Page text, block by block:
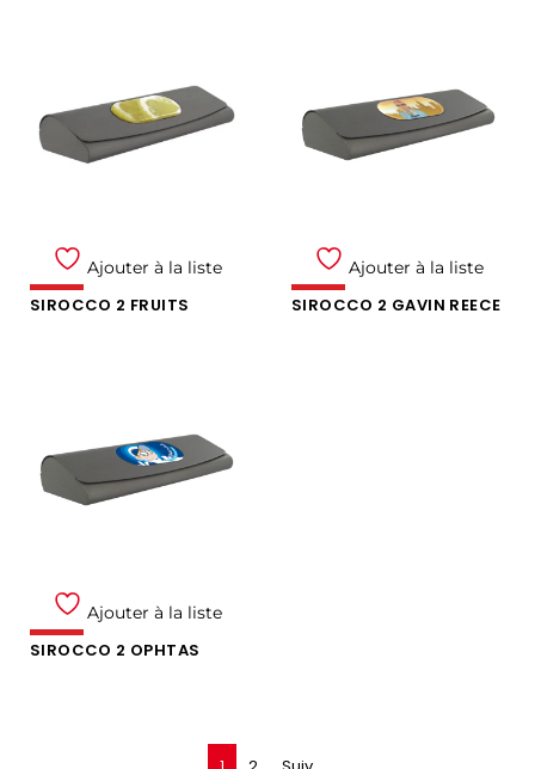
Ajouter à la liste
SIROCCO 2 FRUITS
Ajouter à la liste
SIROCCO 2 GAVIN REECE
Ajouter à la liste
SIROCCO 2 OPHTAS